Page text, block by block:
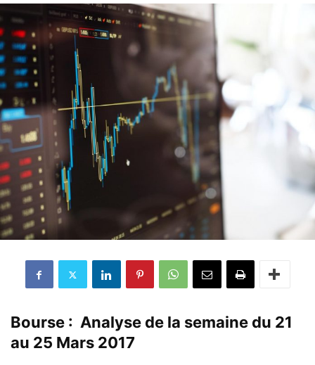
Bourse : Analyse de la semaine du 21
au 25 Mars 2017